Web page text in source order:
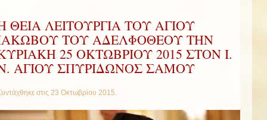
ΘΕΙΑ ΛΕΙΤΟΥΡΓΙΑ ΤΟΥ ΑΓΙΟΥ
ΤΟΥ ΑΔΕΛΦΟΘΕΟΥ ΤΗΝ
25 ΟΚΤΩΒΡΙΟΥ 2015 ΣΤΟΝ Ι.
ΑΓΙΟΥ ΣΠΥΡΙΔΩΝΟΣ ΣΑΜΟΥ
στις 23 Οκτωβρίου 2015.